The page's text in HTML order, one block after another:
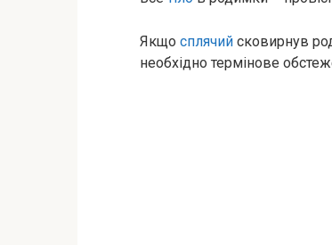
Якщо сплячий сковирнув
необхідно термінове